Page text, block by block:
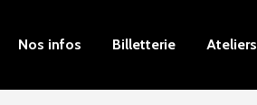
Nos infos Billetterie Ateliers